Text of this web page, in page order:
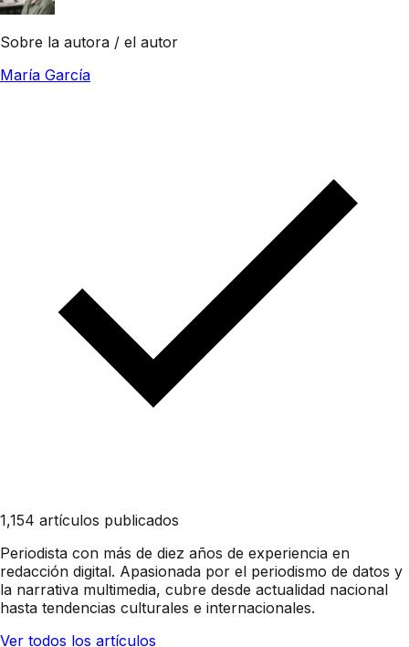
Sobre la autora / el autor
María García
1,154 artículos publicados
Periodista con más de diez años de experiencia en
redacción digital. Apasionada por el periodismo de datos y
la narrativa multimedia, cubre desde actualidad nacional
hasta tendencias culturales e internacionales.
Ver todos los artículos